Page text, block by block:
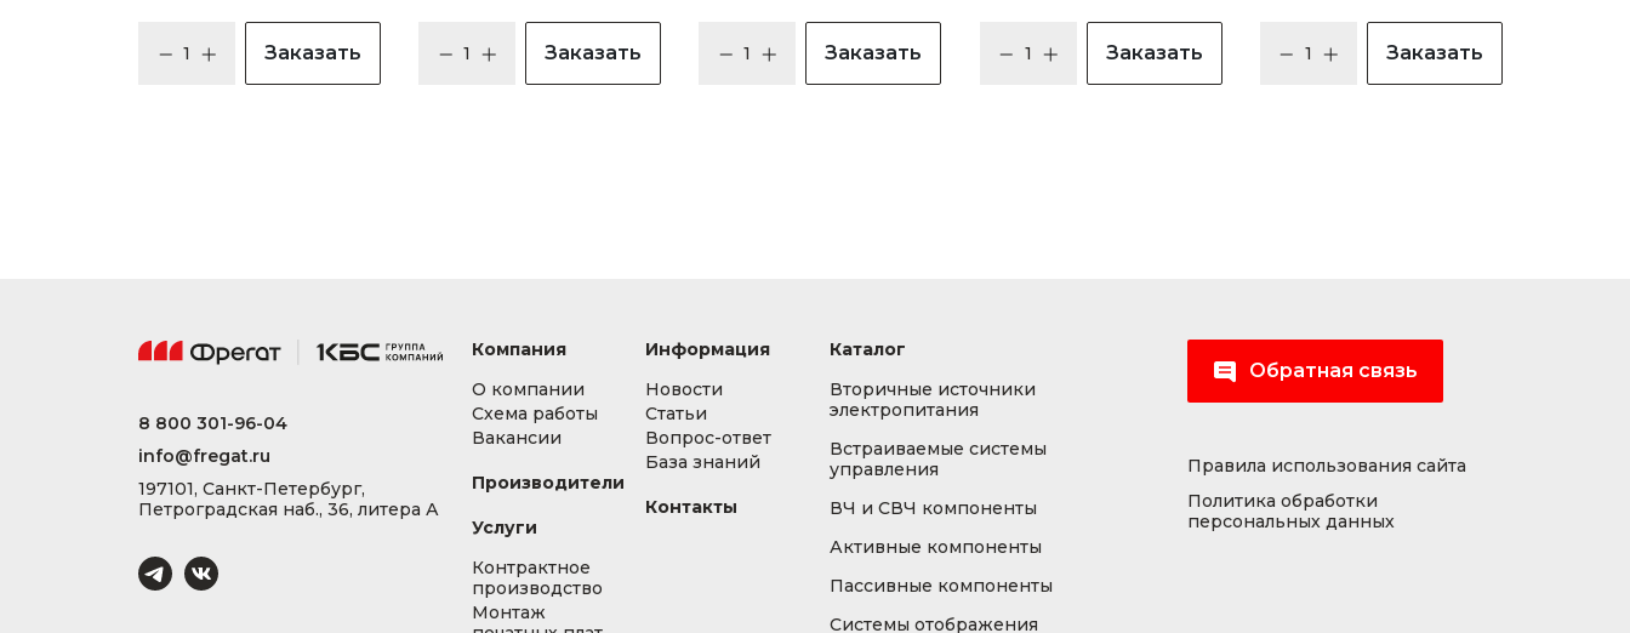
Заказать Заказать Заказать Заказать Заказать
8 800 301-96-04
info@fregat.ru
197101, Санкт-Петербург,
Петроградская наб., 36, литера А
Компания
О компании
Схема работы
Вакансии
Производители
Услуги
Контрактное
производство
Монтаж
Информация
Новости
Статьи
Вопрос-ответ
База знаний
Контакты
Каталог
Вторичные источники
электропитания
Встраиваемые системы
управления
ВЧ и СВЧ компоненты
Активные компоненты
Пассивные компоненты
Системы отображения
Обратная связь
Правила использования сайта
Политика обработки
персональных данных